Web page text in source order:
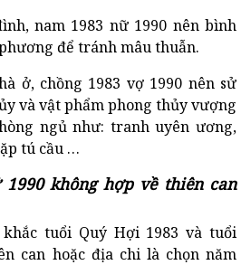
nam 1983 nữ 1990 nên bình
để tránh mâu thuẫn.
ở, chồng 1983 vợ 1990 nên sử
và vật phẩm phong thủy vượng
ngủ như: tranh uyên ương,
tú cầu …
không hợp về thiên can
tuổi Quý Hợi 1983 và tuổi
can hoặc địa chi là chọn năm